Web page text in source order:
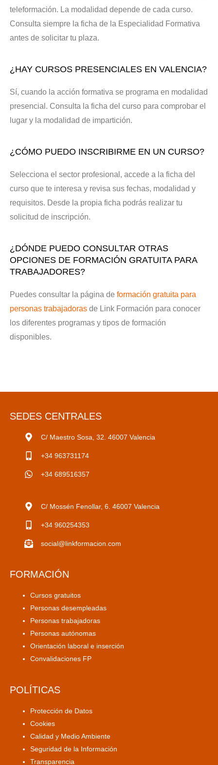
teleformación. La modalidad depende de cada curso.
Consulta siempre la ficha de la Especialidad Formativa
antes de solicitar tu plaza.
¿HAY CURSOS PRESENCIALES EN VALENCIA?
Sí, cuando la acción formativa se programa en modalidad
presencial. Consulta la ficha del curso para comprobar el
lugar y la modalidad de impartición.
¿CÓMO PUEDO INSCRIBIRME EN UN CURSO?
Selecciona el sector profesional, accede a la ficha del
curso que te interesa y revisa sus fechas, modalidad y
requisitos. Desde la propia ficha podrás realizar tu
solicitud de inscripción.
¿DÓNDE PUEDO CONSULTAR OTRAS
OPCIONES DE FORMACIÓN GRATUITA PARA
TRABAJADORES?
Puedes consultar la página de formación gratuita para
personas trabajadoras de Link Formación para conocer
los diferentes programas y tipos de formación
disponibles.
SEDES CENTRALES
C/ Maestro Sosa, 32. 46007 Valencia
+34 963731174
+34 689516357
C/ Mossén Fenollar, 6. 46007 Valencia
+34 960254353
social@linkformacion.com
FORMACIÓN
Cursos gratuitos
Personas desempleadas
Personas trabajadoras
Personas autónomas
Orientación laboral e inserción
Convalidaciones FP
POLÍTICAS
Protección de Datos
Cookies
Calidad y Medio Ambiente
Seguridad de la Información
Transparencia